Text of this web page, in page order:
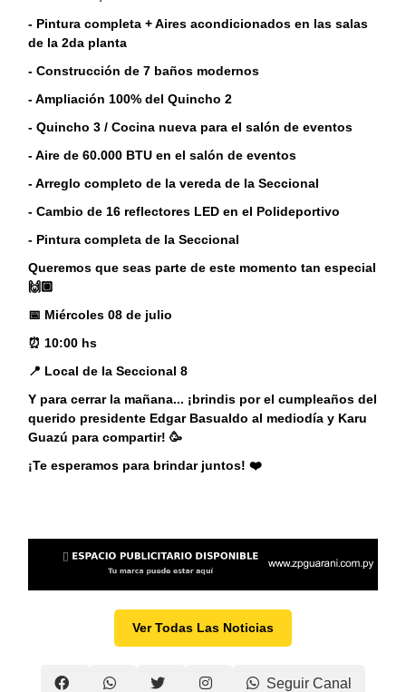
- Pintura completa + Aires acondicionados en las salas
de la 2da planta
- Construcción de 7 baños modernos
- Ampliación 100% del Quincho 2
- Quincho 3 / Cocina nueva para el salón de eventos
- Aire de 60.000 BTU en el salón de eventos
- Arreglo completo de la vereda de la Seccional
- Cambio de 16 reflectores LED en el Polideportivo
- Pintura completa de la Seccional
Queremos que seas parte de este momento tan especial
🙌🏼
📅 Miércoles 08 de julio
⏰ 10:00 hs
📍 Local de la Seccional 8
Y para cerrar la mañana... ¡brindis por el cumpleaños del
querido presidente Edgar Basualdo al mediodía y Karu
Guazú para compartir! 🥳
¡Te esperamos para brindar juntos! ❤️
Ver Todas Las Noticias
Seguir Canal